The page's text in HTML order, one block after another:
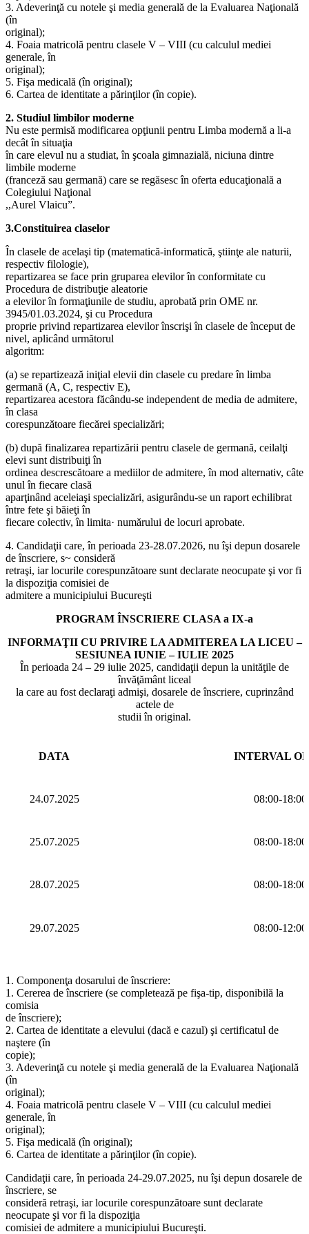
3. Adeverinţă cu notele şi media generală de la Evaluarea Naţională
(în
original);
4. Foaia matricolă pentru clasele V – VIII (cu calculul mediei
generale, în
original);
5. Fişa medicală (în original);
6. Cartea de identitate a părinţilor (în copie).
2. Studiul limbilor moderne
Nu este permisă modificarea opţiunii pentru Limba modernă a li-a
decât în situaţia
în care elevul nu a studiat, în şcoala gimnazială, niciuna dintre
limbile moderne
(franceză sau germană) care se regăsesc în oferta educaţională a
Colegiului Naţional
,,Aurel Vlaicu”.
3.Constituirea claselor
În clasele de acelaşi tip (matematică-informatică, ştiinţe ale naturii,
respectiv filologie),
repartizarea se face prin gruparea elevilor în conformitate cu
Procedura de distribuţie aleatorie
a elevilor în formaţiunile de studiu, aprobată prin OME nr.
3945/01.03.2024, şi cu Procedura
proprie privind repartizarea elevilor înscrişi în clasele de început de
nivel, aplicând următorul
algoritm:
(a) se repartizează iniţial elevii din clasele cu predare în limba
germană (A, C, respectiv E),
repartizarea acestora făcându-se independent de media de admitere,
în clasa
corespunzătoare fiecărei specializări;
(b) după finalizarea repartizării pentru clasele de germană, ceilalţi
elevi sunt distribuiţi în
ordinea descrescătoare a mediilor de admitere, în mod alternativ, câte
unul în fiecare clasă
aparţinând aceleiaşi specializări, asigurându-se un raport echilibrat
între fete şi băieţi în
fiecare colectiv, în limita· numărului de locuri aprobate.
4. Candidaţii care, în perioada 23-28.07.2026, nu îşi depun dosarele
de înscriere, s~ consideră
retraşi, iar locurile corespunzătoare sunt declarate neocupate şi vor fi
la dispoziţia comisiei de
admitere a municipiului Bucureşti
PROGRAM ÎNSCRIERE CLASA a IX-a
INFORMAŢII CU PRIVIRE LA ADMITEREA LA LICEU –
SESIUNEA IUNIE – IULIE 2025
În perioada 24 – 29 iulie 2025, candidaţii depun la unităţile de
învăţământ liceal
la care au fost declaraţi admişi, dosarele de înscriere, cuprinzând
actele de
studii în original.
DATA INTERVAL
24.07.2025 08:00-18:00
25.07.2025 08:00-18:00
28.07.2025 08:00-18:00
29.07.2025 08:00-12:00
1. Componenţa dosarului de înscriere:
1. Cererea de înscriere (se completează pe fişa-tip, disponibilă la
comisia
de înscriere);
2. Cartea de identitate a elevului (dacă e cazul) şi certificatul de
naştere (în
copie);
3. Adeverinţă cu notele şi media generală de la Evaluarea Naţională
(în
original);
4. Foaia matricolă pentru clasele V – VIII (cu calculul mediei
generale, în
original);
5. Fişa medicală (în original);
6. Cartea de identitate a părinţilor (în copie).
Candidaţii care, în perioada 24-29.07.2025, nu îşi depun dosarele de
înscriere, se
consideră retraşi, iar locurile corespunzătoare sunt declarate
neocupate şi vor fi la dispoziţia
comisiei de admitere a municipiului Bucureşti.